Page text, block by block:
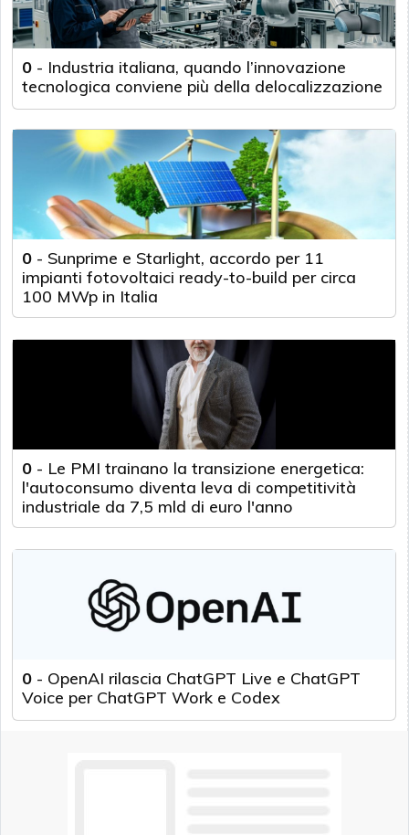
0 - Industria italiana, quando l’innovazione
tecnologica conviene più della delocalizzazione
0 - Sunprime e Starlight, accordo per 11
impianti fotovoltaici ready-to-build per circa
100 MWp in Italia
0 - Le PMI trainano la transizione energetica:
l'autoconsumo diventa leva di competitività
industriale da 7,5 mld di euro l'anno
0 - OpenAI rilascia ChatGPT Live e ChatGPT
Voice per ChatGPT Work e Codex